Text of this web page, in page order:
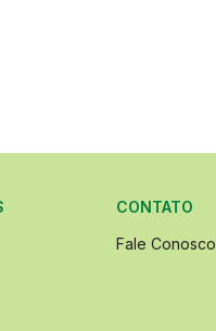
CONTATO
Fale Conosco